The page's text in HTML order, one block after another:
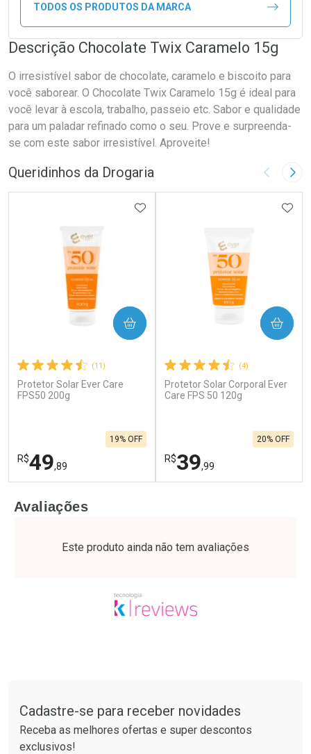
TODOS OS PRODUTOS DA MARCA
Descrição Chocolate Twix Caramelo 15g
O irresistível sabor de chocolate, caramelo e biscoito para
você saborear. O Chocolate Twix Caramelo 15g é ideal para
você levar à escola, trabalho, passeio etc. Sabor e qualidade
para um paladar refinado como o seu. Prove e surpreenda-
se com este sabor irresistível. Aproveite!
Queridinhos da Drogaria Imagem
(11)
Protetor Solar Ever Care
FPS50 200g
R$49,89
19% OFF
ADICIONAR AOS FAVORITOS
COMPRAR
Laboratório
Ativar Desconto
Por Menos
Comprar sem Desconto
Por R$ 49,89/cada
(4)
Protetor Solar Corporal Ever
Care FPS 50 120g
R$39,99
20% OFF
COMPRAR
Laboratório
Ativar Desconto
Por Menos
Comprar sem Desconto
Avaliações
Este produto ainda não tem avaliações
Cadastre-se para receber novidades
Receba as melhores ofertas e super descontos
exclusivos!